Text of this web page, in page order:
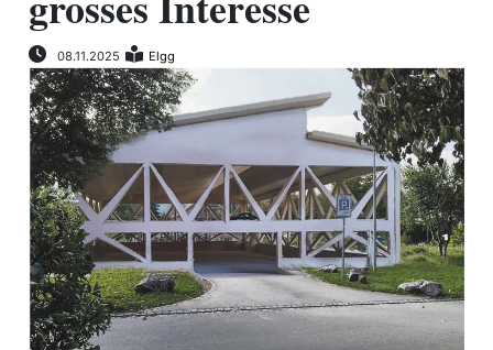
Aadorf
Hagenbuch
E-
Paper
App
08.11.2025 Elgg